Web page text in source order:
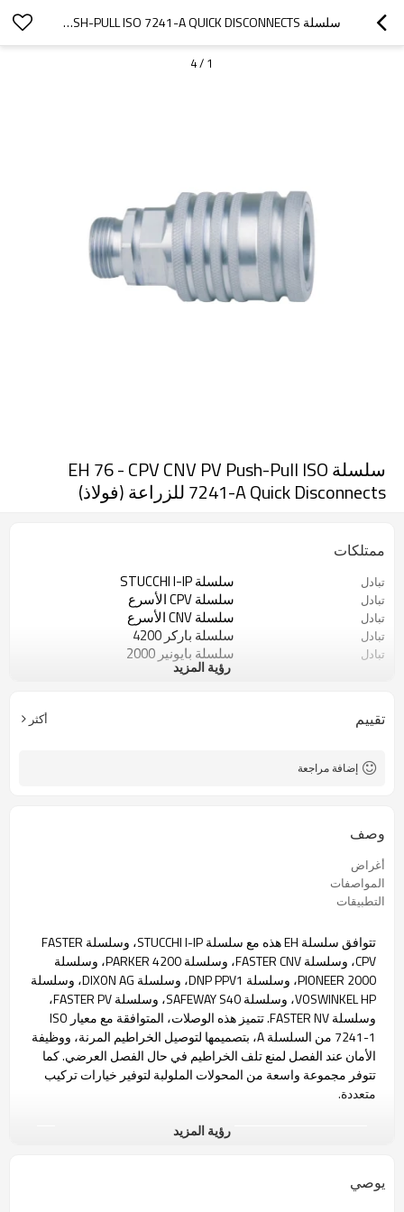
سلسلة EH 76 - CPV CNV PV PUSH-PULL ISO 7241-A QUICK DISCONNECTS للزراعة (فولاذ)
1
/
4
سلسلة EH 76 - CPV CNV PV Push-Pull ISO
7241-A Quick Disconnects للزراعة (فولاذ)
ممتلكات
تبادل سلسلة STUCCHI I-IP
تبادل سلسلة CPV الأسرع
تبادل سلسلة CNV الأسرع
تبادل سلسلة باركر 4200
تبادل سلسلة بايونير 2000
سلسلة DNP PPV1
تبادل
تبادل
رؤية المزيد
تقييم أكثر
إضافة مراجعة
وصف
أغراض
المواصفات
التطبيقات
تتوافق سلسلة EH هذه مع سلسلة STUCCHI I-IP، وسلسلة FASTER
CPV، وسلسلة FASTER CNV، وسلسلة PARKER 4200، وسلسلة
PIONEER 2000، وسلسلة DNP PPV1، وسلسلة DIXON AG، وسلسلة
VOSWINKEL HP، وسلسلة SAFEWAY S40، وسلسلة FASTER PV،
وسلسلة FASTER NV. تتميز هذه الوصلات، المتوافقة مع معيار ISO
7241-1 من السلسلة A، بتصميمها لتوصيل الخراطيم المرنة، ووظيفة
الأمان عند الفصل لمنع تلف الخراطيم في حال الفصل العرضي. كما
تتوفر مجموعة واسعة من المحولات الملولبة لتوفير خيارات تركيب
متعددة.
رؤية المزيد
يوصي